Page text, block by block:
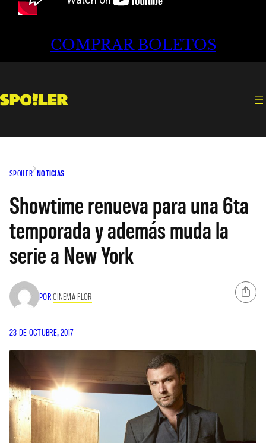
COMPRAR BOLETOS
SPOILER NOTICIAS
Showtime renueva para una 6ta
temporada y además muda la
serie a New York
PORCINEMA FLOR
23 DE OCTUBRE, 2017